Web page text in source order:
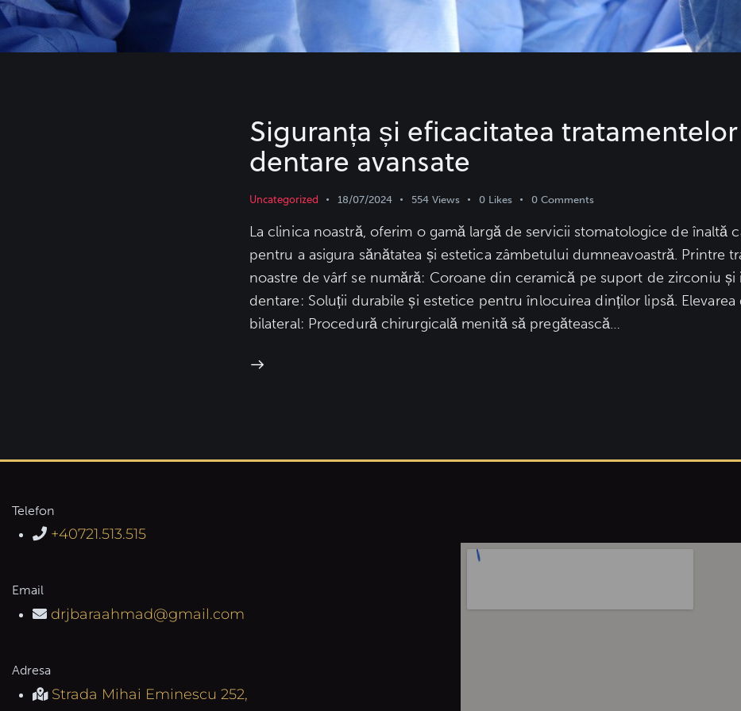
Siguranța și eficacitatea tratamentelor
dentare avansate
Uncategorized 18/07/2024 554 Views 0 Likes 0 Comments
La clinica noastră, oferim o gamă largă de servicii stomatologice de înaltă
pentru a asigura sănătatea și estetica zâmbetului dumneavoastră. Printre
noastre de vârf se numără: Coroane din ceramică pe suport de zirconiu și
dentare: Soluții durabile și estetice pentru înlocuirea dinților lipsă. Elevarea
bilateral: Procedură chirurgicală menită să pregătească…
Telefon
+40721.513.515
Email
drjbaraahmad@gmail.com
Adresa
Strada Mihai Eminescu 252,